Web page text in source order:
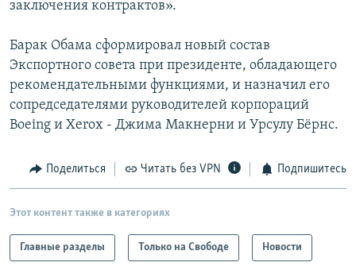
заключения контрактов».
Барак Обама сформировал новый состав
Экспортного совета при президенте, обладающего
рекомендательными функциями, и назначил его
сопредседателями руководителей корпораций
Boeing и Xerox - Джима Макнерни и Урсулу Бёрнс.
Поделиться Читать без VPN Подпишитесь
Этот контент также в категориях
Главные разделы Только на Свободе Новости